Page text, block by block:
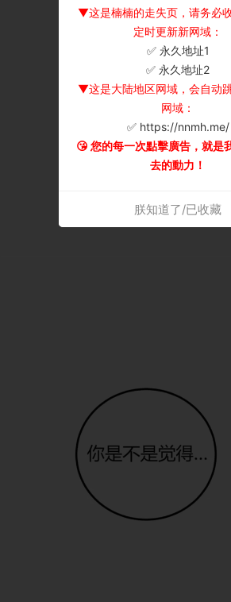
▼这是楠楠的走失页，请务必
定时更新新网域：
✅ 永久地址1
✅ 永久地址2
▼这是大陆地区网域，会自动
网域：
✅ https://nnmh.me/
😘 您的每一次點擊廣告，就是
去的動力！
朕知道了/已收藏